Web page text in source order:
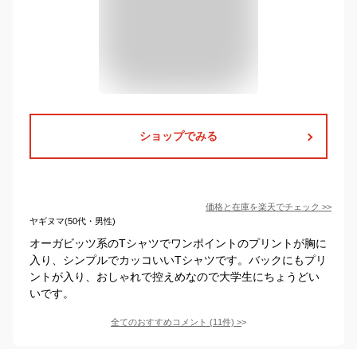
ショップでみる
価格と在庫を楽天でチェック >>
ヤギヌマ(50代・男性)
オーガビッツ系のTシャツでワンポイントのプリントが胸に
入り、シンプルでカッコいいTシャツです。バックにもプリ
ントが入り、おしゃれで控えめなので大学生にちょうどい
いです。
全てのおすすめコメント (11件) >